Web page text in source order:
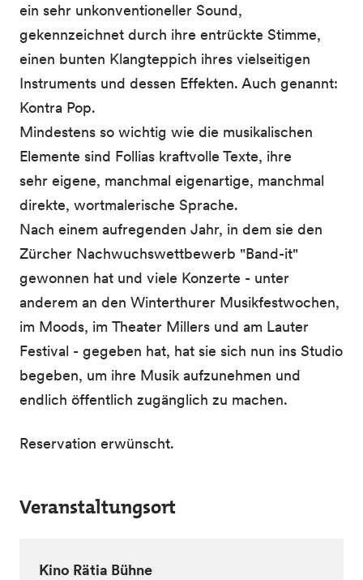
ein sehr unkonventioneller Sound,
gekennzeichnet durch ihre entrückte Stimme,
einen bunten Klangteppich ihres vielseitigen
Instruments und dessen Effekten. Auch genannt:
Kontra Pop.
Mindestens so wichtig wie die musikalischen
Elemente sind Follias kraftvolle Texte, ihre
sehr eigene, manchmal eigenartige, manchmal
direkte, wortmalerische Sprache.
Nach einem aufregenden Jahr, in dem sie den
Zürcher Nachwuchswettbewerb "Band-it"
gewonnen hat und viele Konzerte - unter
anderem an den Winterthurer Musikfestwochen,
im Moods, im Theater Millers und am Lauter
Festival - gegeben hat, hat sie sich nun ins Studio
begeben, um ihre Musik aufzunehmen und
endlich öffentlich zugänglich zu machen.
Reservation erwünscht.
Veranstaltungsort
Kino Rätia Bühne